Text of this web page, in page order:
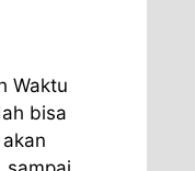
Waktu
bisa